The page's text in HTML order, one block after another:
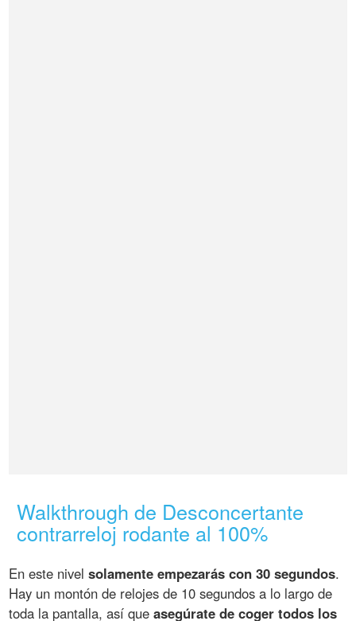
Walkthrough de Desconcertante
contrarreloj rodante al 100%
En este nivelsolamente empezarás con 30 segundos.
Hay un montón de relojes de 10 segundos a lo largo de
toda la pantalla, así queasegúrate de coger todos los